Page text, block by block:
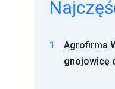
1
Agrofirma
gnojowicę